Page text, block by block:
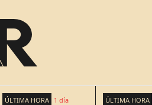
ÚLTIMA HORA 1 día ÚLTIMA HORA